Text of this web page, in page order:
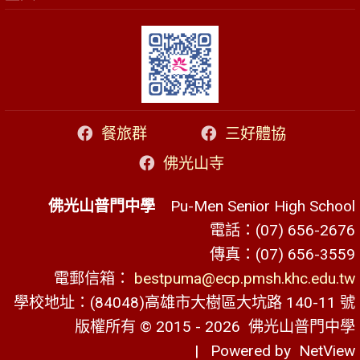
餐旅群
三好體協
佛光山寺
佛光山普門中學 Pu-Men Senior High School
電話：(07) 656-2676
傳真：(07) 656-3559
電郵信箱： bestpuma@ecp.pmsh.khc.edu.tw
學校地址：(84048)高雄市大樹區大坑路 140-11 號
版權所有 © 2015 - 2026 佛光山普門中學
| Powered by NetView